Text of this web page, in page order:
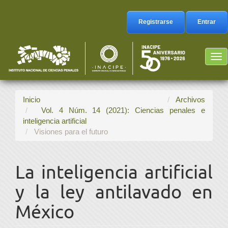
Barra
lateral
Registrarse Entrar
Inicio
Archivos
Vol. 4 Núm. 14 (2021): Ciencias penales e
inteligencia artificial
Visiones para el futuro
La inteligencia artificial
y la ley antilavado en
México